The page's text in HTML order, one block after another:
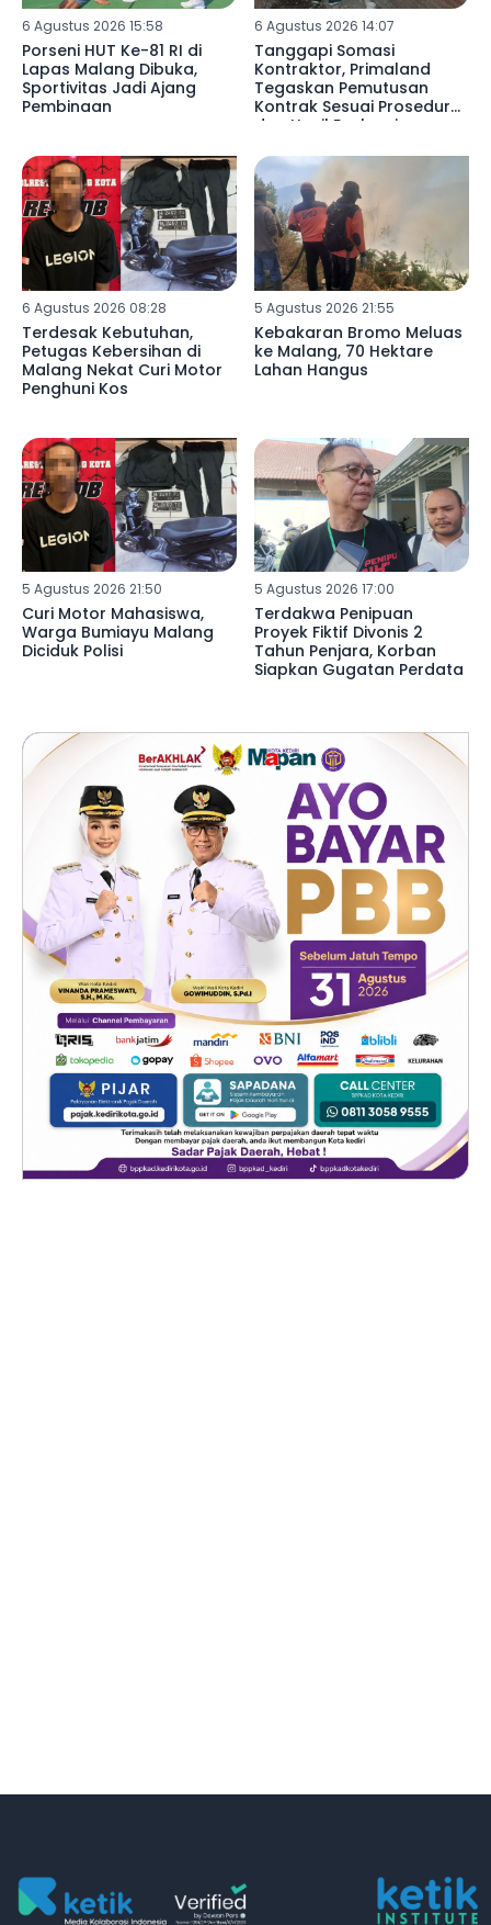
6 Agustus 2026 15:58
Porseni HUT Ke-81 RI di
Lapas Malang Dibuka,
Sportivitas Jadi Ajang
Pembinaan
6 Agustus 2026 14:07
Tanggapi Somasi
Kontraktor, Primaland
Tegaskan Pemutusan
Kontrak Sesuai Prosedur
dan Hasil Evaluasi
6 Agustus 2026 08:28
Terdesak Kebutuhan,
Petugas Kebersihan di
Malang Nekat Curi Motor
Penghuni Kos
5 Agustus 2026 21:55
Kebakaran Bromo Meluas
ke Malang, 70 Hektare
Lahan Hangus
5 Agustus 2026 21:50
Curi Motor Mahasiswa,
Warga Bumiayu Malang
Diciduk Polisi
5 Agustus 2026 17:00
Terdakwa Penipuan
Proyek Fiktif Divonis 2
Tahun Penjara, Korban
Siapkan Gugatan Perdata